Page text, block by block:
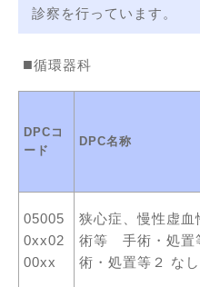
診察を行っています。
循環器科
DPCコ
ード
DPC名称
05005
0xx02
00xx
狭心症、慢性虚
術等 手術・処置
術・処置等２ なし